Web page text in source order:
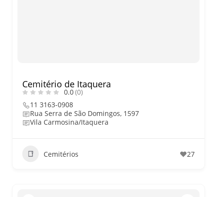
Cemitério de Itaquera
0.0(0)
11 3163-0908
Rua Serra de São Domingos, 1597
Vila Carmosina/Itaquera
Cemitérios 27